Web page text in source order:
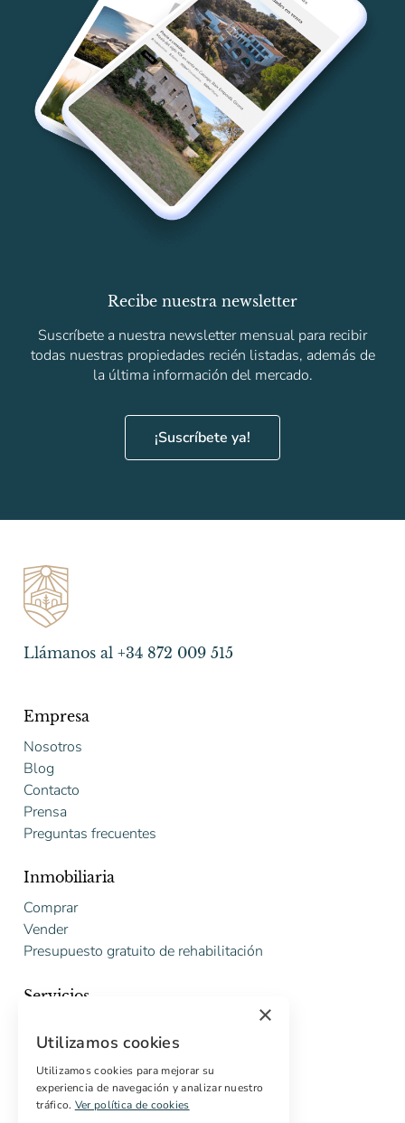
Recibe nuestra newsletter
Suscríbete a nuestra newsletter mensual para recibir
todas nuestras propiedades recién listadas, además de
la última información del mercado.
¡Suscríbete ya!
Llámanos al +34 872 009 515
Empresa
Nosotros
Blog
Contacto
Prensa
Preguntas frecuentes
Inmobiliaria
Comprar
Vender
Presupuesto gratuito de rehabilitación
Servicios
Compradores internacionales
Propiedades off-market
Servicios para compradores
×
Utilizamos cookies
Utilizamos cookies para mejorar su
experiencia de navegación y analizar nuestro
tráfico. Ver política de cookies